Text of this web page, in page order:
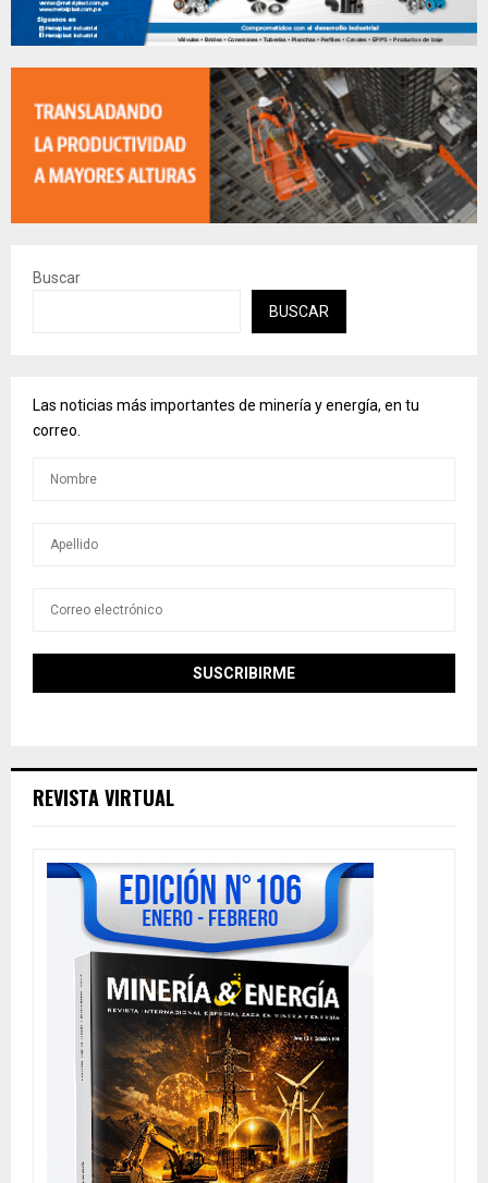
Buscar
BUSCAR
Las noticias más importantes de minería y energía, en tu
correo.
REVISTA VIRTUAL